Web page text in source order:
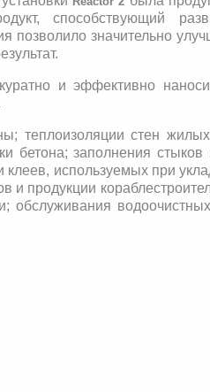
способствующий
значительно
и эффективно
теплоизоляции стен
бетона; заполнения стыков
используемых при
и продукции
обслуживания